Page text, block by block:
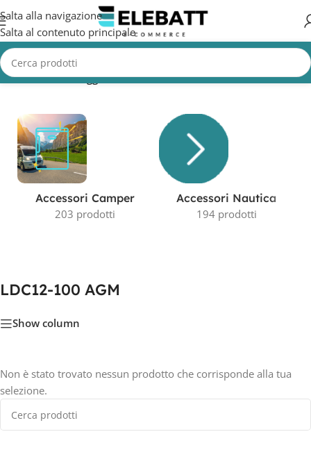
Salta alla navigazione
Salta al contenuto principale
Home/Prodotti taggati “LDC12-100 AGM”
Accessori Camper
203 prodotti
Accessori Nautica
194 prodotti
LDC12-100 AGM
Show column
Non è stato trovato nessun prodotto che corrisponde alla tua
selezione.